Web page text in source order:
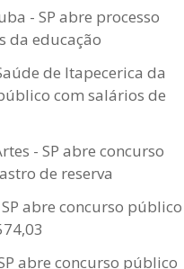
- SP abre processo
da educação
de Itapecerica da
com salários de
- SP abre concurso
de reserva
abre concurso público
abre concurso público